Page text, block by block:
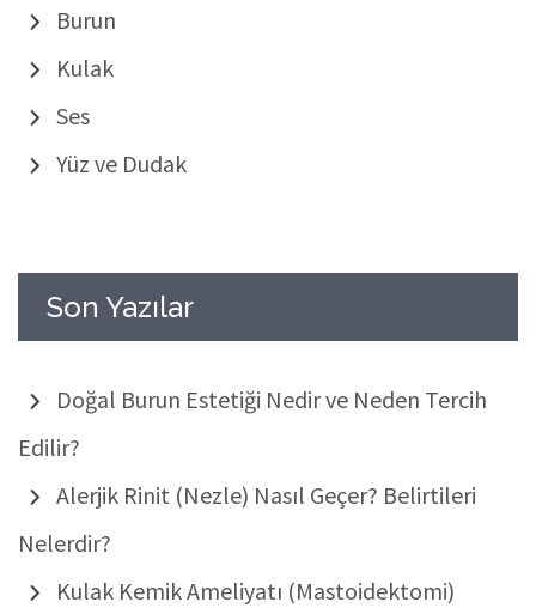
Burun
Kulak
Ses
Yüz ve Dudak
Son Yazılar
Doğal Burun Estetiği Nedir ve Neden Tercih
Edilir?
Alerjik Rinit (Nezle) Nasıl Geçer? Belirtileri
Nelerdir?
Kulak Kemik Ameliyatı (Mastoidektomi)